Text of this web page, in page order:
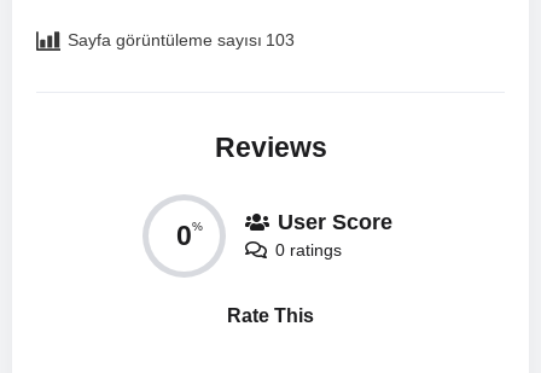
Sayfa görüntüleme sayısı 103
Reviews
0% User Score
0 ratings
Rate This